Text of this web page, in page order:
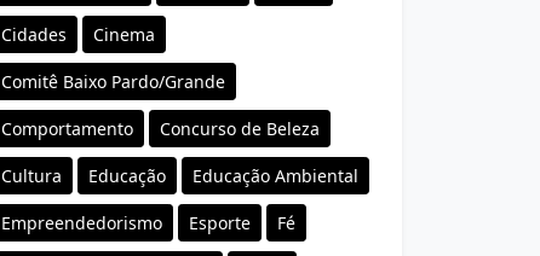
Cidades Cinema
Comitê Baixo Pardo/Grande
Comportamento Concurso de Beleza
Cultura Educação Educação Ambiental
Empreendedorismo Esporte Fé